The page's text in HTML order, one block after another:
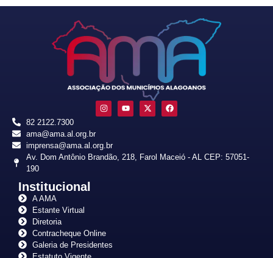
82 2122.7300
ama@ama.al.org.br
imprensa@ama.al.org.br
Av. Dom Antônio Brandão, 218, Farol Maceió - AL CEP: 57051-
190
Institucional
A AMA
Estante Virtual
Diretoria
Contracheque Online
Galeria de Presidentes